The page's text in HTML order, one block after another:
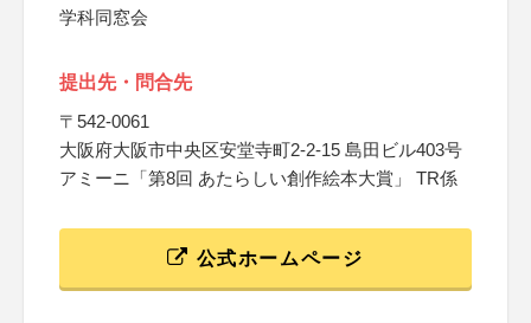
学科同窓会
提出先・問合先
〒542-0061
大阪府大阪市中央区安堂寺町2-2-15 島田ビル403号
アミーニ「第8回 あたらしい創作絵本大賞」 TR係
公式ホームページ